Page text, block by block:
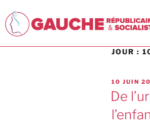
JOUR :
10 JUIN
De